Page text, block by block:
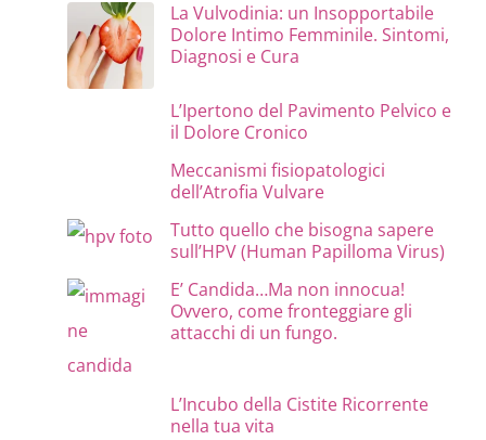
La Vulvodinia: un Insopportabile
Dolore Intimo Femminile. Sintomi,
Diagnosi e Cura
L’Ipertono del Pavimento Pelvico e
il Dolore Cronico
Meccanismi fisiopatologici
dell’Atrofia Vulvare
Tutto quello che bisogna sapere
sull’HPV (Human Papilloma Virus)
E’ Candida…Ma non innocua!
Ovvero, come fronteggiare gli
attacchi di un fungo.
L’Incubo della Cistite Ricorrente
nella tua vita